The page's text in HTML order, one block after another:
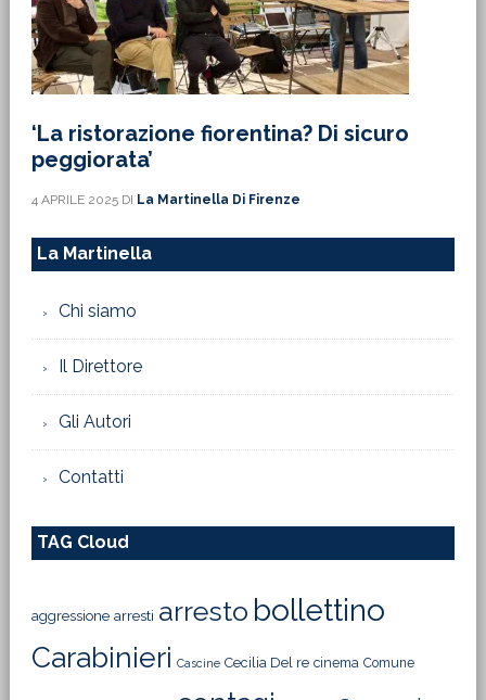
‘La ristorazione fiorentina? Di sicuro
peggiorata’
4 APRILE 2025DI La Martinella Di Firenze
La Martinella
Chi siamo
Il Direttore
Gli Autori
Contatti
TAG Cloud
aggressione arresti arresto bollettino
Carabinieri Cascine Cecilia Del re cinema Comune